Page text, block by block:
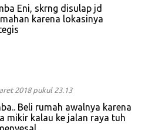
Eni, skrng disulap jd
karena lokasinya
2018 pukul 23.13
Beli rumah awalnya karena
mikir kalau ke jalan raya tuh